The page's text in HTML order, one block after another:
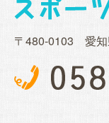
〒480-0103 愛知